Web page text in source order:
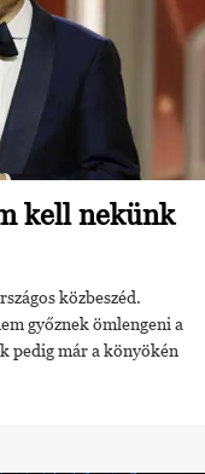
kell nekünk
közbeszéd.
győznek ömlengeni a
pedig már a könyökén